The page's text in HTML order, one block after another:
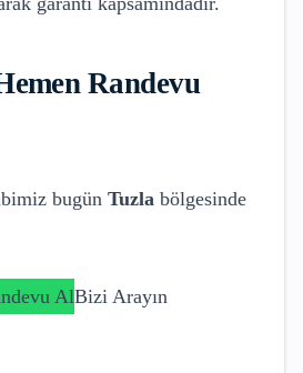
Randevu
bugün Tuzla bölgesinde
AlBizi Arayın